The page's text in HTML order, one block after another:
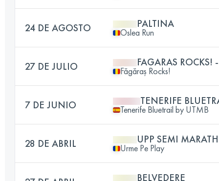
24 DE AGOSTO PALTINA
Oslea Run
27 DE JULIO FAGARAS ROCKS!
Făgăraș Rocks!
7 DE JUNIO TENERIFE
Tenerife Bluetrail by UTMB
28 DE ABRIL UPP SEMI
Urme Pe Play
BELVEDERE